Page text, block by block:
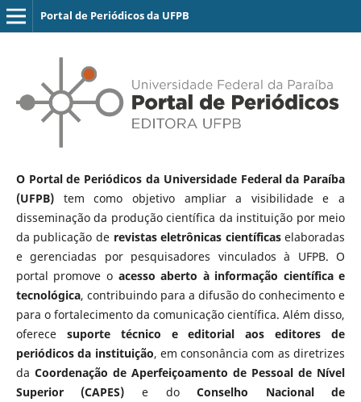
Portal de Periódicos da UFPB
O Portal de Periódicos da Universidade Federal da Paraíba
(UFPB)tem como objetivo ampliar a visibilidade e a
disseminação da produção científica da instituição por meio
da publicação de revistas eletrônicas científicaselaboradas
e gerenciadas por pesquisadores vinculados à UFPB. O
portal promove o acesso aberto à informação científica e
tecnológica, contribuindo para a difusão do conhecimento e
para o fortalecimento da comunicação científica. Além disso,
oferece suporte técnico e editorial aos editores de
periódicos da instituição, em consonância com as diretrizes
da Coordenação de Aperfeiçoamento de Pessoal de Nível
Superior (CAPES) e doConselho Nacional de